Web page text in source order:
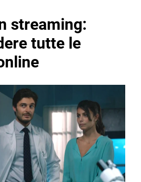
streaming:
tutte le